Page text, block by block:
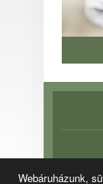
Webáruházunk,